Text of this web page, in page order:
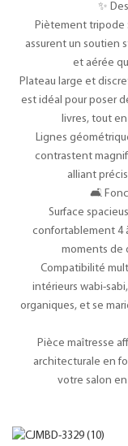
✨
Piètement tripode
assurent un soutien
et aérée
Plateau large et
est idéal pour poser
livres, tout
Lignes
contrastent
alliant
🛋️
Surface
confortablement 4
moments de
Compatibilité
intérieurs wabi-
organiques, et se
Pièce maîtresse
architecturale en
votre salon